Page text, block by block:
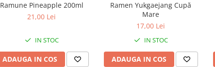
Ramune Pineapple 200ml
21,00 Lei
IN STOC
ADAUGA IN COS
Ramen Yukgaejang Cupă
Mare
17,00 Lei
IN STOC
ADAUGA IN COS